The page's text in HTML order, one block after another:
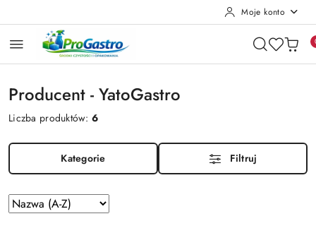
Moje konto
Producent - YatoGastro
Liczba produktów:6
Kategorie Filtruj
Zastosowano
sortowanie:
Sortuj
według